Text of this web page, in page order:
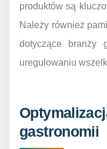
produktów są
Należy również
dotyczące branży
uregulowaniu
gastronomii